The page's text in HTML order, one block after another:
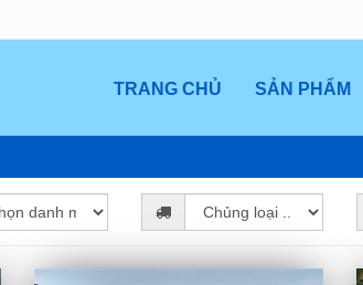
TRANG CHỦ SẢN PHẨM